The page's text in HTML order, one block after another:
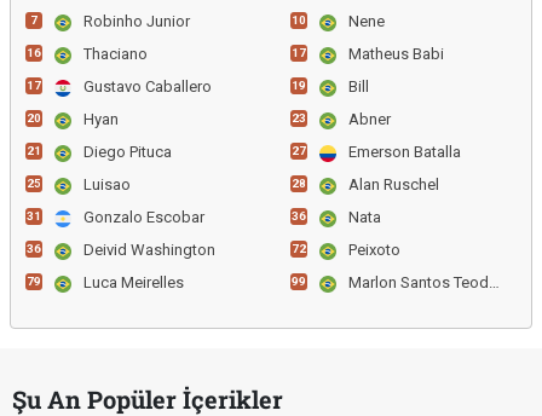
7 Robinho Junior
16 Thaciano
17 Gustavo Caballero
20 Hyan
21 Diego Pituca
25 Luisao
31 Gonzalo Escobar
36 Deivid Washington
79 Luca Meirelles
10 Nene
17 Matheus Babi
19 Bill
23 Abner
27 Emerson Batalla
28 Alan Ruschel
36 Nata
72 Peixoto
99 Marlon Santos Teodoro
Şu An Popüler İçerikler